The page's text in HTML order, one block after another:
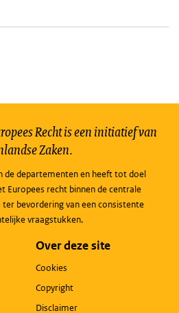
Recht is een initiatief van
Zaken.
de departementen en heeft tot doel
Europees recht binnen de centrale
bevordering van een consistente
vraagstukken.
Over deze site
Cookies
Copyright
Disclaimer